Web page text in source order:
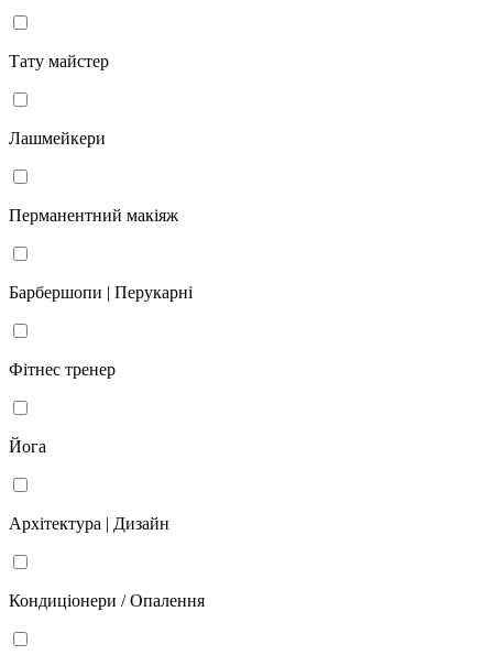
Тату майстер
Лашмейкери
Перманентний макіяж
Барбершопи | Перукарні
Фітнес тренер
Йога
Архітектура | Дизайн
Кондиціонери / Опалення